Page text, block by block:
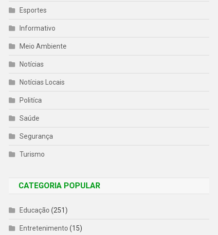
Esportes
Informativo
Meio Ambiente
Notícias
Notícias Locais
Politíca
Saúde
Segurança
Turismo
CATEGORIA POPULAR
Educação (251)
Entretenimento (15)